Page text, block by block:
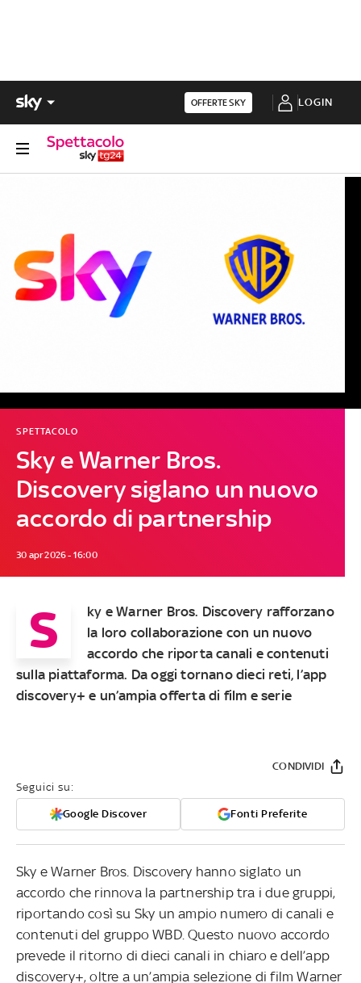
OFFERTE SKY LOGIN
Sky e Warner Bros.
Discovery siglano un nuovo
accordo di partnership
SPETTACOLO
30 apr 2026 - 16:00
S
ky e Warner Bros. Discovery rafforzano
la loro collaborazione con un nuovo
accordo che riporta canali e contenuti
sulla piattaforma. Da oggi tornano dieci reti, l’app
discovery+ e un’ampia offerta di film e serie
Seguici su:
Google Discover Fonti Preferite
CONDIVIDI
Sky e Warner Bros. Discovery hanno siglato un
accordo che rinnova la partnership tra i due gruppi,
riportando così su Sky un ampio numero di canali e
contenuti del gruppo WBD. Questo nuovo accordo
prevede il ritorno di dieci canali in chiaro e dell’app
discovery+, oltre a un’ampia selezione di film Warner